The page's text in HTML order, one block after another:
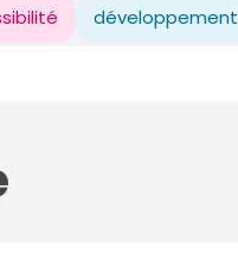
développement